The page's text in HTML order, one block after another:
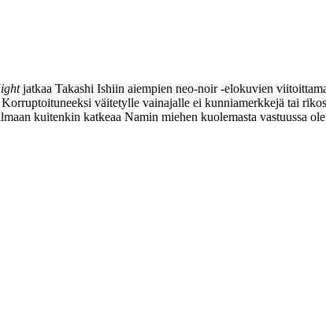
jatkaa Takashi Ishiin aiempien neo‑noir ‑elokuvien
väitetylle vainajalle ei kunniamerkkejä tai
kuitenkin katkeaa Namin miehen kuolemasta vastuussa